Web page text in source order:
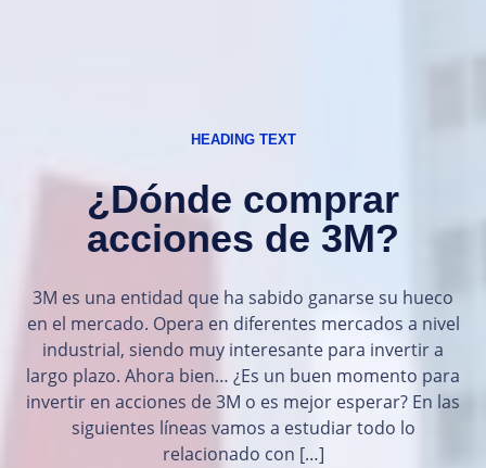
HEADING TEXT
¿Dónde comprar
acciones de 3M?
3M es una entidad que ha sabido ganarse su hueco
en el mercado. Opera en diferentes mercados a nivel
industrial, siendo muy interesante para invertir a
largo plazo. Ahora bien… ¿Es un buen momento para
invertir en acciones de 3M o es mejor esperar? En las
siguientes líneas vamos a estudiar todo lo
relacionado con […]